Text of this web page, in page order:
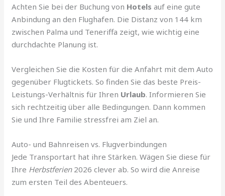
Achten Sie bei der Buchung von Hotels auf eine gute
Anbindung an den Flughafen. Die Distanz von 144 km
zwischen Palma und Teneriffa zeigt, wie wichtig eine
durchdachte Planung ist.
Vergleichen Sie die Kosten für die Anfahrt mit dem Auto
gegenüber Flugtickets. So finden Sie das beste Preis-
Leistungs-Verhältnis für Ihren Urlaub. Informieren Sie
sich rechtzeitig über alle Bedingungen. Dann kommen
Sie und Ihre Familie stressfrei am Ziel an.
Auto- und Bahnreisen vs. Flugverbindungen
Jede Transportart hat ihre Stärken. Wägen Sie diese für
Ihre Herbstferien2026 clever ab. So wird die Anreise
zum ersten Teil des Abenteuers.